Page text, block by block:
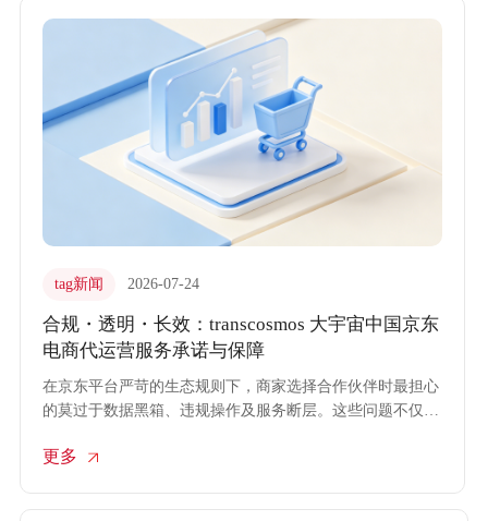
tag新闻 2026-07-24
合规・透明・长效：transcosmos 大宇宙中国京东
电商代运营服务承诺与保障
在京东平台严苛的生态规则下，商家选择合作伙伴时最担心
的莫过于数据黑箱、违规操作及服务断层。这些问题不仅会
transcosmos大宇宙中国直面行业痛点，通过构建“合规・透
承诺，为品牌方的数字资产保驾护航，消除合作中的后顾之
更多